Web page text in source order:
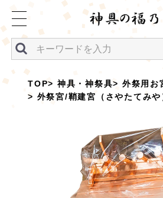
TOP 神具・神祭具
外祭用お
外祭宮/鞘建宮（さやたてみや